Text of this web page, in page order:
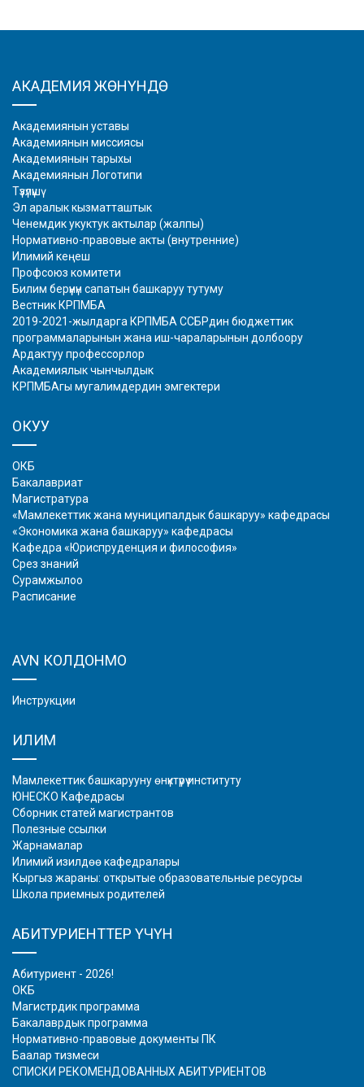
АКАДЕМИЯ ЖӨНҮНДӨ
Академиянын уставы
Академиянын миссиясы
Академиянын тарыхы
Академиянын Логотипи
Түзүлүшү
Эл аралык кызматташтык
Ченемдик укуктук актылар (жалпы)
Нормативно-правовые акты (внутренние)
Илимий кеңеш
Профсоюз комитети
Билим берүүнүн сапатын башкаруу тутуму
Вестник КРПМБА
2019-2021-жылдарга КРПМБА ССБРдин бюджеттик
программаларынын жана иш-чараларынын долбоору
Ардактуу профессорлор
Академиялык чынчылдык
КРПМБАгы мугалимдердин эмгектери
ОКУУ
ОКБ
Бакалавриат
Магистратура
«Мамлекеттик жана муниципалдык башкаруу» кафедрасы
«Экономика жана башкаруу» кафедрасы
Кафедра «Юриспруденция и философия»
Срез знаний
Сурамжылоо
Расписание
AVN КОЛДОНМО
Инструкции
ИЛИМ
Мамлекеттик башкарууну өнүктүрүү институту
ЮНЕСКО Кафедрасы
Сборник статей магистрантов
Полезные ссылки
Жарнамалар
Илимий изилдөө кафедралары
Кыргыз жараны: открытые образовательные ресурсы
Школа приемных родителей
АБИТУРИЕНТТЕР ҮЧҮН
Абитуриент - 2026!
ОКБ
Магистрдик программа
Бакалаврдык программа
Нормативно-правовые документы ПК
Баалар тизмеси
СПИСКИ РЕКОМЕНДОВАННЫХ АБИТУРИЕНТОВ